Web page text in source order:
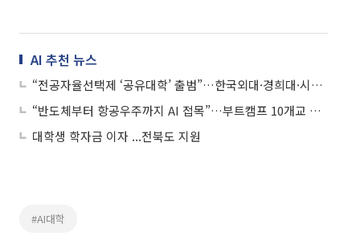
AI 추천 뉴스
“전공자율선택제 ‘공유대학’ 출범”…한국외대·경희대·시립대, 공동교육 실험
“반도체부터 항공우주까지 AI 접목”…부트캠프 10개교 선정, 산업별 ‘AI+X’ 교육 본격화
대학생 학자금 이자 ...전북도 지원
#AI대학